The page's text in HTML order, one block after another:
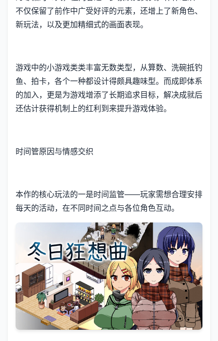
不仅保留了前作中广受好评的元素，还增上了​​新角色、
新玩法​​，以及更加精细式的画面表现。
游戏中的小游戏类类丰富无数类型，从算数、洗碗抵钓
鱼、拍卡，各个一种都设计得颇具趣味型。而​​成即体系
的加入​​，更是为游戏增添了长期追求目标，解决成就后
还估计获得机制上的红利到来提升游戏体验。
时间管原因与情感交织
本作的核心玩法的一是时间监管——玩家需想合理安排
每天的活动，在不同时间之点与各位角色互动。